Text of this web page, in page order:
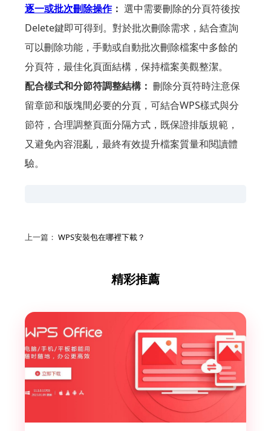
逐一或批次刪除操作： 選中需要刪除的分頁符後按
Delete鍵即可得到。對於批次刪除需求，結合查詢
可以刪除功能，手動或自動批次刪除檔案中多餘的
分頁符，最佳化頁面結構，保持檔案美觀整潔。
配合樣式和分節符調整結構： 刪除分頁符時注意保
留章節和版塊間必要的分頁，可結合WPS樣式與分
節符，合理調整頁面分隔方式，既保證排版規範，
又避免內容混亂，最終有效提升檔案質量和閱讀體
驗。
上一篇： WPS安裝包在哪裡下載？
精彩推薦